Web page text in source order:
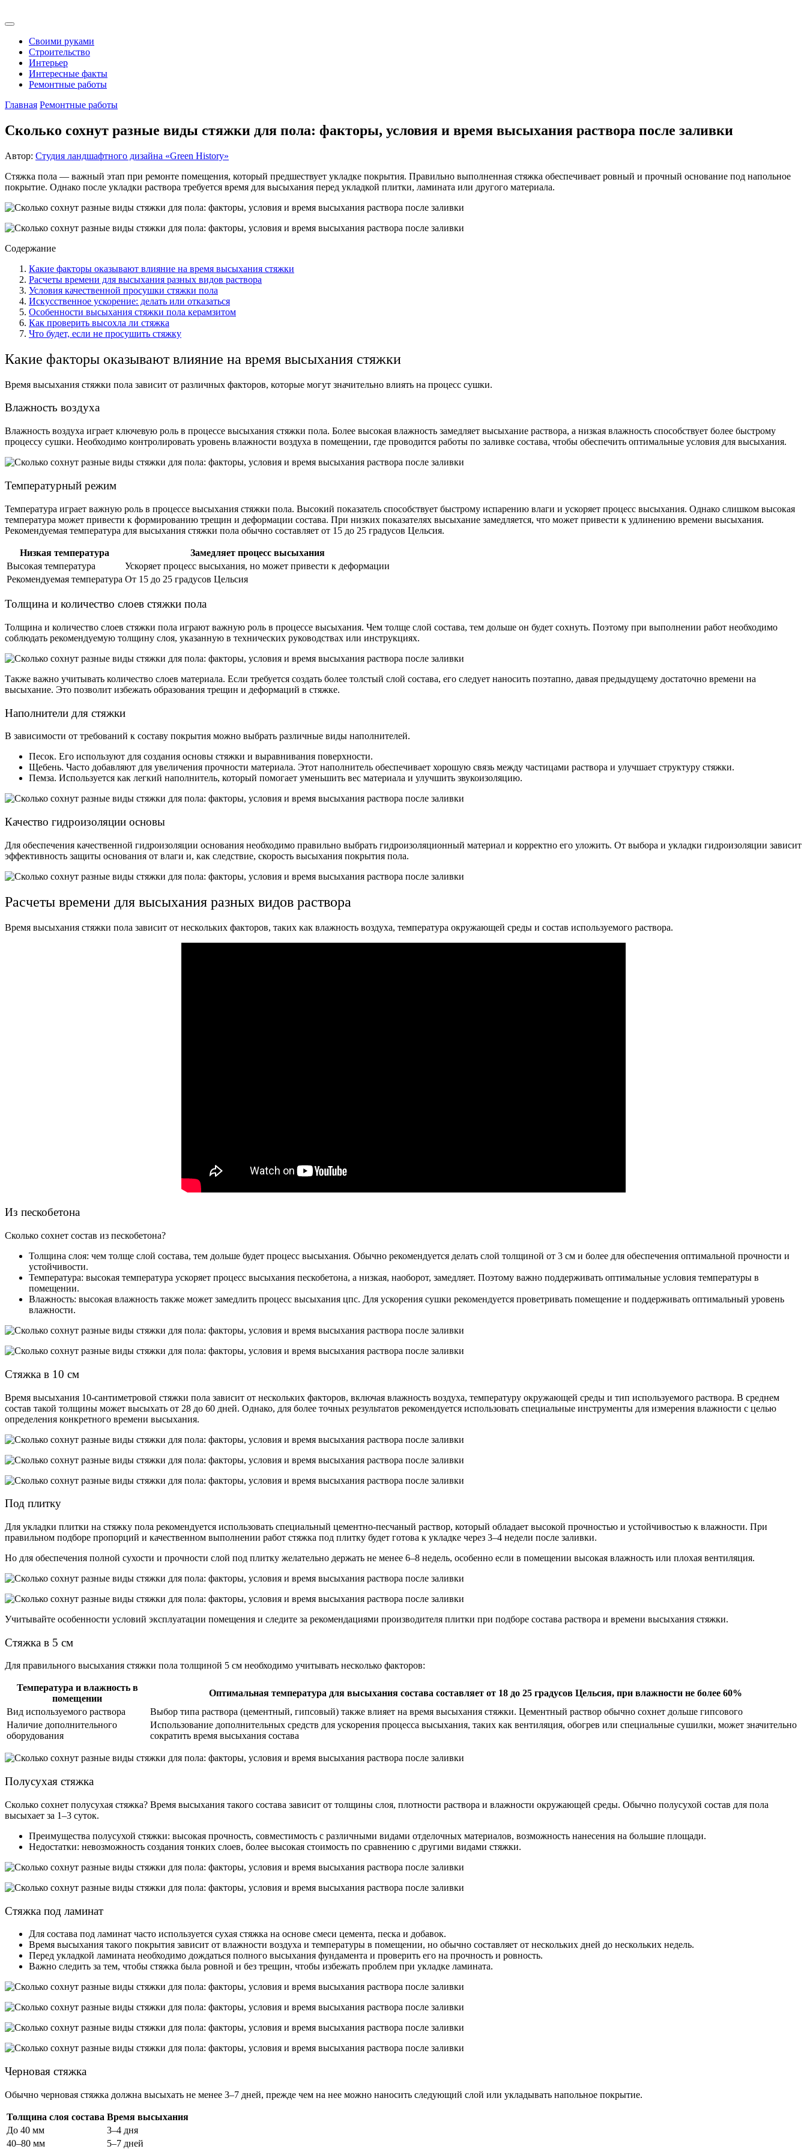
Своими руками
Строительство
Интерьер
Интересные факты
Ремонтные работы
Главная Ремонтные работы
Сколько сохнут разные виды стяжки для пола: факторы, условия и время высыхания раствора после заливки
Автор: Студия ландшафтного дизайна «Green History»
Стяжка пола — важный этап при ремонте помещения, который предшествует укладке покрытия. Правильно выполненная стяжка обеспечивает ровный и прочный основание под напольное
покрытие. Однако после укладки раствора требуется время для высыхания перед укладкой плитки, ламината или другого материала.
Содержание
Какие факторы оказывают влияние на время высыхания стяжки
Расчеты времени для высыхания разных видов раствора
Условия качественной просушки стяжки пола
Искусственное ускорение: делать или отказаться
Особенности высыхания стяжки пола керамзитом
Как проверить высохла ли стяжка
Что будет, если не просушить стяжку
Какие факторы оказывают влияние на время высыхания стяжки
Время высыхания стяжки пола зависит от различных факторов, которые могут значительно влиять на процесс сушки.
Влажность воздуха
Влажность воздуха играет ключевую роль в процессе высыхания стяжки пола. Более высокая влажность замедляет высыхание раствора, а низкая влажность способствует более быстрому
процессу сушки. Необходимо контролировать уровень влажности воздуха в помещении, где проводится работы по заливке состава, чтобы обеспечить оптимальные условия для высыхания.
Температурный режим
Температура играет важную роль в процессе высыхания стяжки пола. Высокий показатель способствует быстрому испарению влаги и ускоряет процесс высыхания. Однако слишком высокая
температура может привести к формированию трещин и деформации состава. При низких показателях высыхание замедляется, что может привести к удлинению времени высыхания.
Рекомендуемая температура для высыхания стяжки пола обычно составляет от 15 до 25 градусов Цельсия.
Низкая температура
Замедляет процесс высыхания
Высокая температура
Ускоряет процесс высыхания, но может привести к деформации
Рекомендуемая температура От 15 до 25 градусов Цельсия
Толщина и количество слоев стяжки пола
Толщина и количество слоев стяжки пола играют важную роль в процессе высыхания. Чем толще слой состава, тем дольше он будет сохнуть. Поэтому при выполнении работ необходимо
соблюдать рекомендуемую толщину слоя, указанную в технических руководствах или инструкциях.
Также важно учитывать количество слоев материала. Если требуется создать более толстый слой состава, его следует наносить поэтапно, давая предыдущему достаточно времени на
высыхание. Это позволит избежать образования трещин и деформаций в стяжке.
Наполнители для стяжки
В зависимости от требований к составу покрытия можно выбрать различные виды наполнителей.
Песок. Его используют для создания основы стяжки и выравнивания поверхности.
Щебень. Часто добавляют для увеличения прочности материала. Этот наполнитель обеспечивает хорошую связь между частицами раствора и улучшает структуру стяжки.
Пемза. Используется как легкий наполнитель, который помогает уменьшить вес материала и улучшить звукоизоляцию.
Качество гидроизоляции основы
Для обеспечения качественной гидроизоляции основания необходимо правильно выбрать гидроизоляционный материал и корректно его уложить. От выбора и укладки гидроизоляции зависит
эффективность защиты основания от влаги и, как следствие, скорость высыхания покрытия пола.
Расчеты времени для высыхания разных видов раствора
Время высыхания стяжки пола зависит от нескольких факторов, таких как влажность воздуха, температура окружающей среды и состав используемого раствора.
Из пескобетона
Сколько сохнет состав из пескобетона?
Толщина слоя: чем толще слой состава, тем дольше будет процесс высыхания. Обычно рекомендуется делать слой толщиной от 3 см и более для обеспечения оптимальной прочности и
устойчивости.
Температура: высокая температура ускоряет процесс высыхания пескобетона, а низкая, наоборот, замедляет. Поэтому важно поддерживать оптимальные условия температуры в
помещении.
Влажность: высокая влажность также может замедлить процесс высыхания цпс. Для ускорения сушки рекомендуется проветривать помещение и поддерживать оптимальный уровень
влажности.
Стяжка в 10 см
Время высыхания 10-сантиметровой стяжки пола зависит от нескольких факторов, включая влажность воздуха, температуру окружающей среды и тип используемого раствора. В среднем
состав такой толщины может высыхать от 28 до 60 дней. Однако, для более точных результатов рекомендуется использовать специальные инструменты для измерения влажности с целью
определения конкретного времени высыхания.
Под плитку
Для укладки плитки на стяжку пола рекомендуется использовать специальный цементно-песчаный раствор, который обладает высокой прочностью и устойчивостью к влажности. При
правильном подборе пропорций и качественном выполнении работ стяжка под плитку будет готова к укладке через 3–4 недели после заливки.
Но для обеспечения полной сухости и прочности слой под плитку желательно держать не менее 6–8 недель, особенно если в помещении высокая влажность или плохая вентиляция.
Учитывайте особенности условий эксплуатации помещения и следите за рекомендациями производителя плитки при подборе состава раствора и времени высыхания стяжки.
Стяжка в 5 см
Для правильного высыхания стяжки пола толщиной 5 см необходимо учитывать несколько факторов:
Температура и влажность в
помещении
Оптимальная температура для высыхания состава составляет от 18 до 25 градусов Цельсия, при влажности не более 60%
Вид используемого раствора
Выбор типа раствора (цементный, гипсовый) также влияет на время высыхания стяжки. Цементный раствор обычно сохнет дольше гипсового
Наличие дополнительного
оборудования
Использование дополнительных средств для ускорения процесса высыхания, таких как вентиляция, обогрев или специальные сушилки, может значительно
сократить время высыхания состава
Полусухая стяжка
Сколько сохнет полусухая стяжка? Время высыхания такого состава зависит от толщины слоя, плотности раствора и влажности окружающей среды. Обычно полусухой состав для пола
высыхает за 1–3 суток.
Преимущества полусухой стяжки: высокая прочность, совместимость с различными видами отделочных материалов, возможность нанесения на большие площади.
Недостатки: невозможность создания тонких слоев, более высокая стоимость по сравнению с другими видами стяжки.
Стяжка под ламинат
Для состава под ламинат часто используется сухая стяжка на основе смеси цемента, песка и добавок.
Время высыхания такого покрытия зависит от влажности воздуха и температуры в помещении, но обычно составляет от нескольких дней до нескольких недель.
Перед укладкой ламината необходимо дождаться полного высыхания фундамента и проверить его на прочность и ровность.
Важно следить за тем, чтобы стяжка была ровной и без трещин, чтобы избежать проблем при укладке ламината.
Черновая стяжка
Обычно черновая стяжка должна высыхать не менее 3–7 дней, прежде чем на нее можно наносить следующий слой или укладывать напольное покрытие.
Толщина слоя состава Время высыхания
До 40 мм
3–4 дня
40–80 мм
5–7 дней